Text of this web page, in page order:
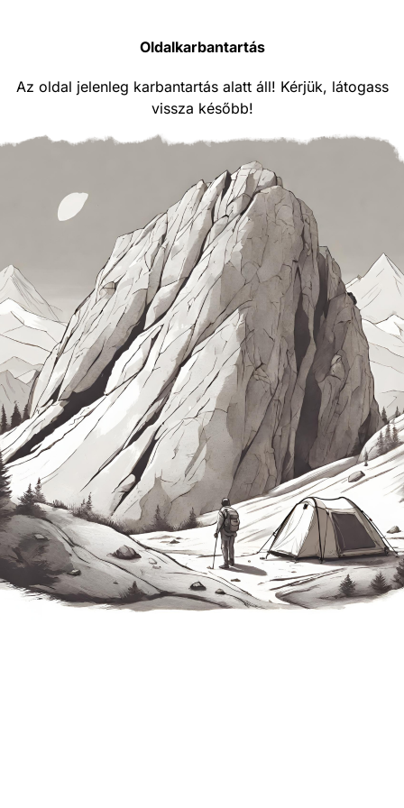
Oldalkarbantartás
Az oldal jelenleg karbantartás alatt áll! Kérjük, látogass
vissza később!